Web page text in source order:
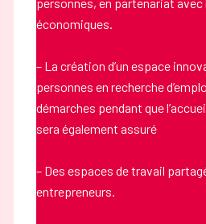
économiques.
– La création d’un espace
personnes en recherche
démarches pendant que
sera également assuré
– Des espaces de travail
entrepreneurs.